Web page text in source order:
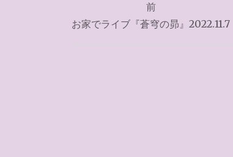
稿
前
お家でライブ『蒼穹の昴』2022.11.7